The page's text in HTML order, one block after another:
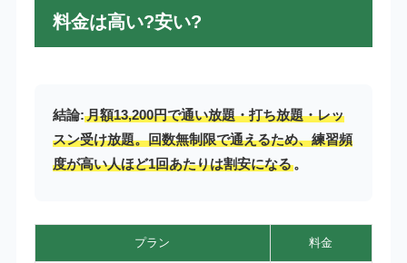
料金は高い?安い?
結論:月額13,200円で通い放題・打ち放題・レッ
スン受け放題。回数無制限で通えるため、練習頻
度が高い人ほど1回あたりは割安になる。
プラン 料金